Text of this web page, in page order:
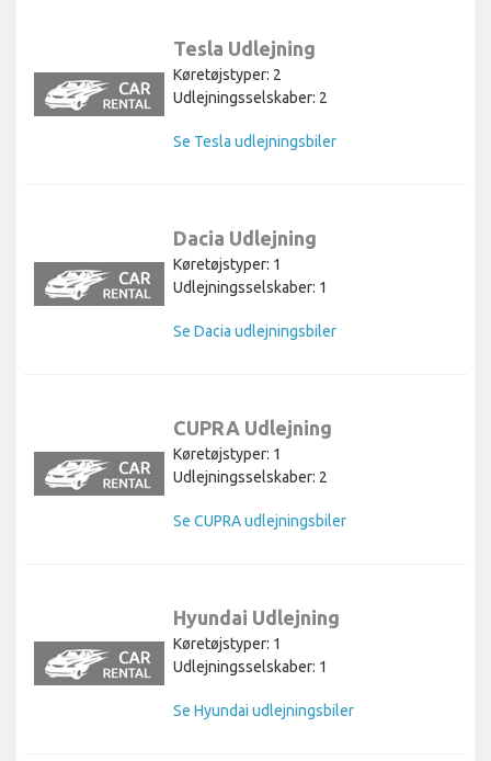
Tesla Udlejning
Køretøjstyper: 2
Udlejningsselskaber: 2
Se Tesla udlejningsbiler
Dacia Udlejning
Køretøjstyper: 1
Udlejningsselskaber: 1
Se Dacia udlejningsbiler
CUPRA Udlejning
Køretøjstyper: 1
Udlejningsselskaber: 2
Se CUPRA udlejningsbiler
Hyundai Udlejning
Køretøjstyper: 1
Udlejningsselskaber: 1
Se Hyundai udlejningsbiler